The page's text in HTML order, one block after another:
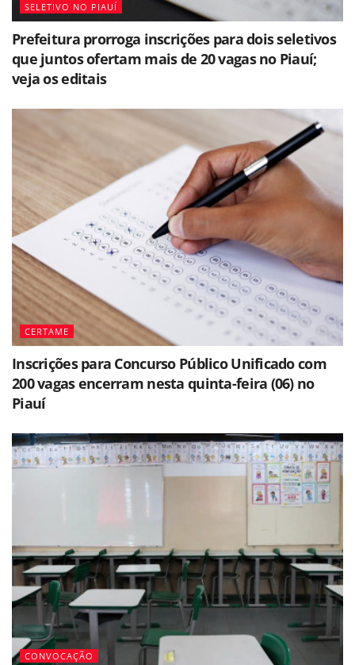
SELETIVO NO PIAUÍ
Prefeitura prorroga inscrições para dois seletivos
que juntos ofertam mais de 20 vagas no Piauí;
veja os editais
CERTAME
Inscrições para Concurso Público Unificado com
200 vagas encerram nesta quinta-feira (06) no
Piauí
CONVOCAÇÃO